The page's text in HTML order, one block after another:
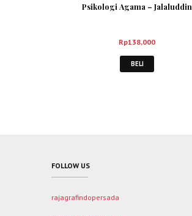
Psikologi Agama – Jalaluddin
Rp138,000
BELI
FOLLOW US
rajagrafindopersada